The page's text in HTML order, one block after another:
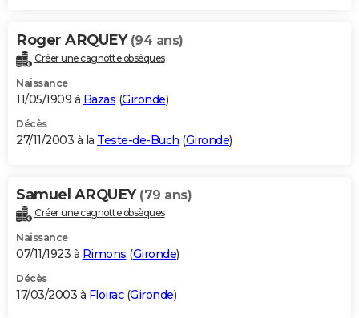
Roger ARQUEY (94 ans)
Créer une cagnotte obsèques
Naissance
11/05/1909 à Bazas (Gironde)
Décès
27/11/2003 à la Teste-de-Buch (Gironde)
Samuel ARQUEY (79 ans)
Créer une cagnotte obsèques
Naissance
07/11/1923 à Rimons (Gironde)
Décès
17/03/2003 à Floirac(Gironde)